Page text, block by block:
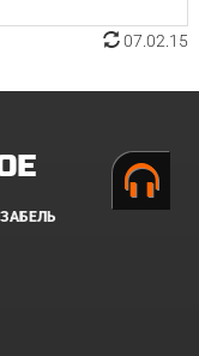
07.02.15